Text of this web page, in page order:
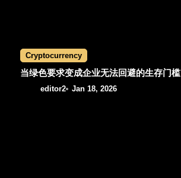
Cryptocurrency
当绿色要求变成企业无法回避的生存门槛
editor2 Jan 18, 2026